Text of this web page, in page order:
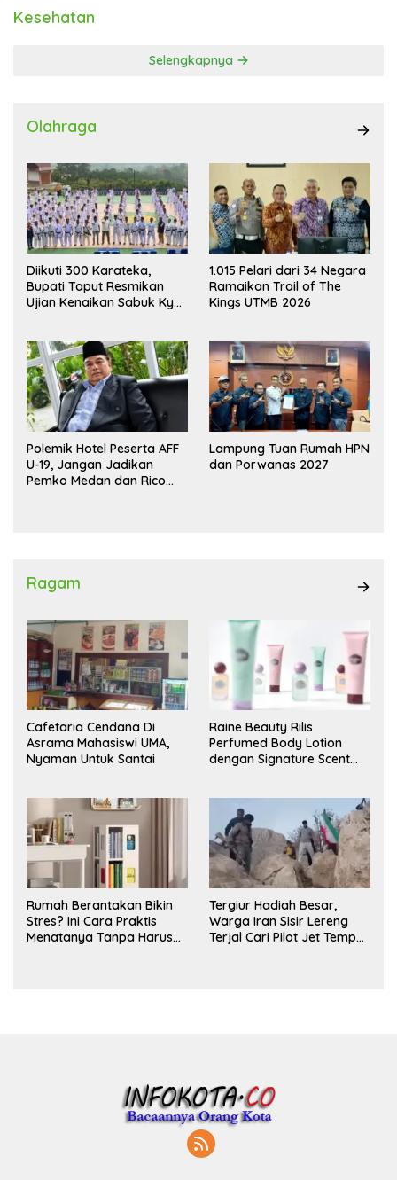
Kesehatan
Selengkapnya
Olahraga
Diikuti 300 Karateka,
Bupati Taput Resmikan
Ujian Kenaikan Sabuk Kyu
1.015 Pelari dari 34 Negara
Ramaikan Trail of The
Kings UTMB 2026
Polemik Hotel Peserta AFF
U-19, Jangan Jadikan
Pemko Medan dan Rico
Lampung Tuan Rumah HPN
dan Porwanas 2027
Ragam
Cafetaria Cendana Di
Asrama Mahasiswi UMA,
Nyaman Untuk Santai
Raine Beauty Rilis
Perfumed Body Lotion
dengan Signature Scent
Rumah Berantakan Bikin
Stres? Ini Cara Praktis
Menatanya Tanpa Harus
Tergiur Hadiah Besar,
Warga Iran Sisir Lereng
Terjal Cari Pilot Jet Tempur